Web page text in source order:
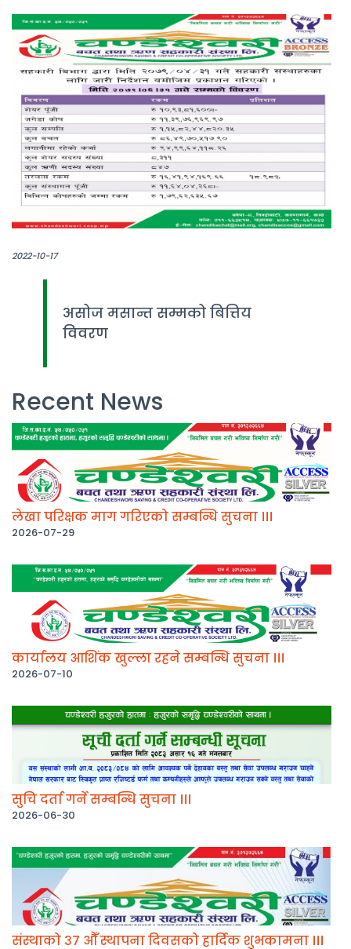
2022-10-17
असोज मसान्त सम्मको बित्तिय
विवरण
Recent News
लेखा परिक्षक माग गरिएको सम्बन्धि सुचना ।।।
2026-07-29
कार्यालय आशिंक खुल्ला रहने सम्बन्धि सुचना ।।।
2026-07-10
सुचि दर्ता गर्ने सम्बन्धि सुचना ।।।
2026-06-30
संस्थाको ३७ औँ स्थापना दिवसको हार्दिक शुभकामना ।।।